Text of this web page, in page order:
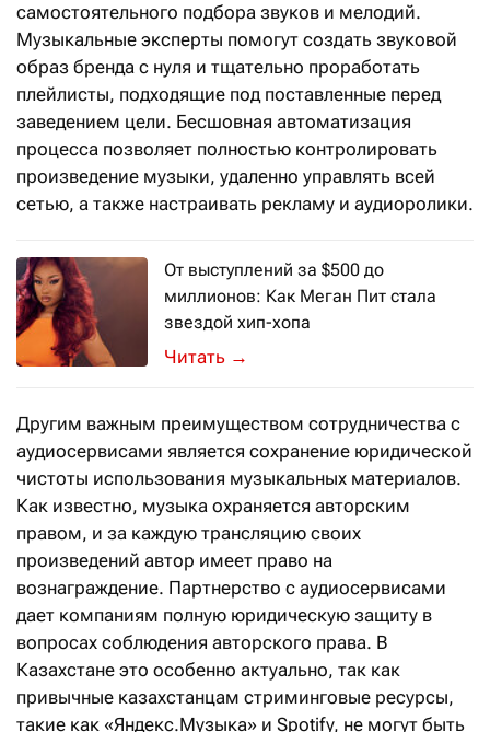
самостоятельного подбора звуков и мелодий.
Музыкальные эксперты помогут создать звуковой
образ бренда с нуля и тщательно проработать
плейлисты, подходящие под поставленные перед
заведением цели. Бесшовная автоматизация
процесса позволяет полностью контролировать
произведение музыки, удаленно управлять всей
сетью, а также настраивать рекламу и аудиоролики.
От выступлений за $500 до
миллионов: Как Меган Пит стала
звездой хип-хопа
Похоже, ничто не способно
→
Другим важным преимуществом сотрудничества с
аудиосервисами является сохранение юридической
чистоты использования музыкальных материалов.
Как известно, музыка охраняется авторским
правом, и за каждую трансляцию своих
произведений автор имеет право на
вознаграждение. Партнерство с аудиосервисами
дает компаниям полную юридическую защиту в
вопросах соблюдения авторского права. В
Казахстане это особенно актуально, так как
привычные казахстанцам стриминговые ресурсы,
такие как «Яндекс.Музыка» и Spotify, не могут быть